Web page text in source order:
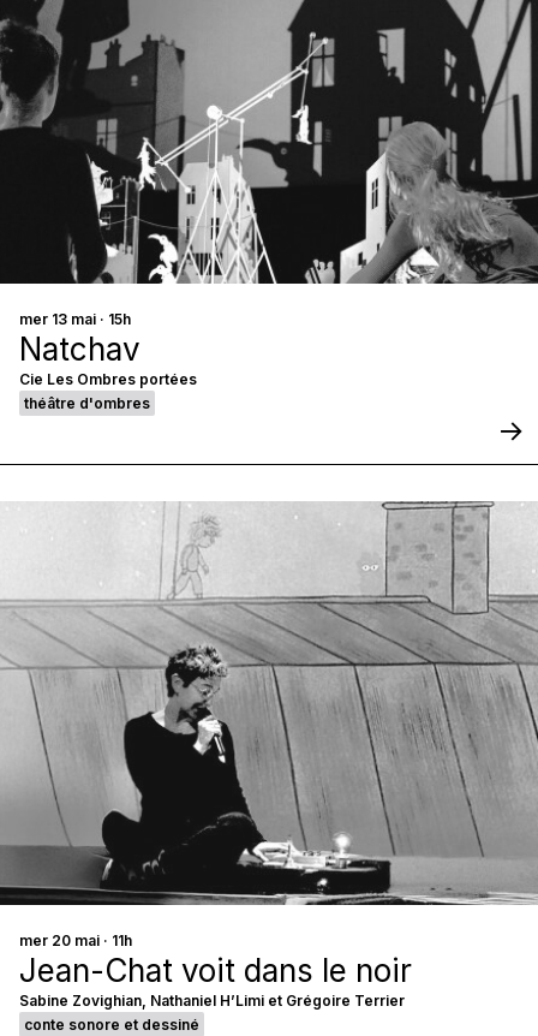
Natchav
mer 13 mai · 15h
Cie Les Ombres portées
théâtre d'ombres
Jean-Chat voit dans le noir
mer 20 mai · 11h
Sabine Zovighian, Nathaniel H’Limi et Grégoire Terrier
conte sonore et dessiné